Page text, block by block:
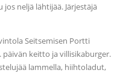
neljä lähtijää. Järjestäjä
Seitsemisen Portti
päivän keitto ja villisikaburger.
lammella, hiihtoladut,